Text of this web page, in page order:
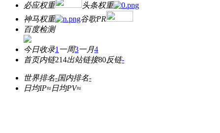
必应权重
头条权重
神马权重
谷歌PR
百度检测
今日收录1 一周3一月4
首页内链214出站链接80反链-
世界排名-国内排名-
日均IP≈日均PV≈